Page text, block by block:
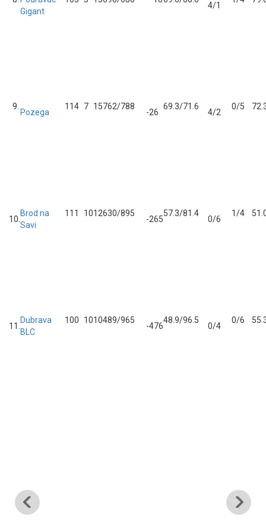
Gigant
4/1
9.
Pozega
114 7 15762/788
-26
69.3/71.6
4/2
0/5
10.
Brod na
Savi
11 1 1012630/895
-265
57.3/81.4
0/6
1/4
11.
Dubrava
BLC
100 1010489/965
-476
48.9/96.5
0/4
0/6